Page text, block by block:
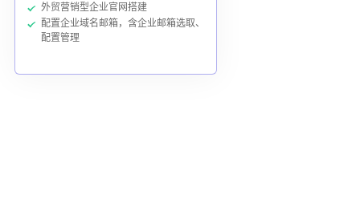
外贸营销型企业官网搭建
配置企业域名邮箱，含企业邮箱选取、
配置管理